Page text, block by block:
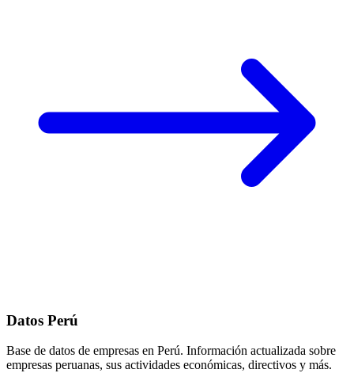
Datos Perú
Base de datos de empresas en Perú. Información actualizada sobre
empresas peruanas, sus actividades económicas, directivos y más.